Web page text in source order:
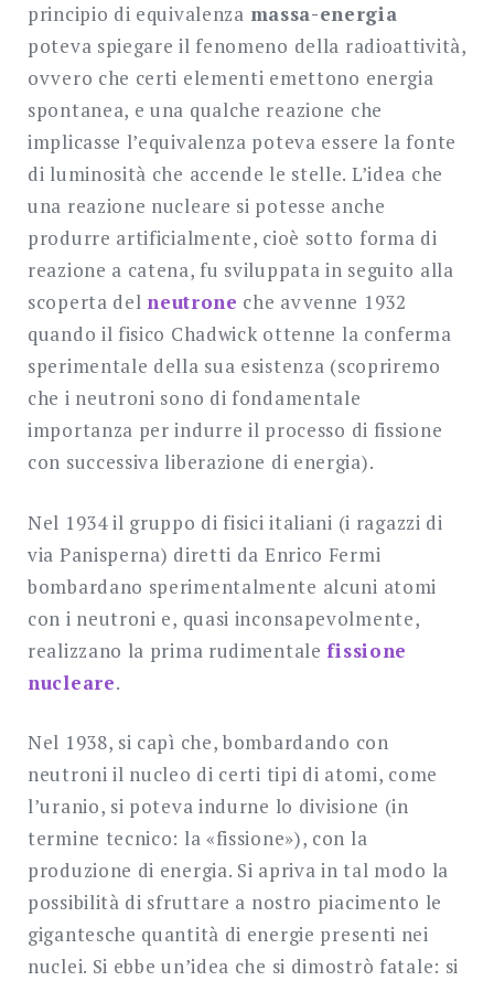
principio di equivalenza massa-energia
poteva spiegare il fenomeno della radioattività,
ovvero che certi elementi emettono energia
spontanea, e una qualche reazione che
implicasse l’equivalenza poteva essere la fonte
di luminosità che accende le stelle. L’idea che
una reazione nucleare si potesse anche
produrre artificialmente, cioè sotto forma di
reazione a catena, fu sviluppata in seguito alla
scoperta del neutrone che avvenne 1932
quando il fisico Chadwick ottenne la conferma
sperimentale della sua esistenza (scopriremo
che i neutroni sono di fondamentale
importanza per indurre il processo di fissione
con successiva liberazione di energia).
Nel 1934 il gruppo di fisici italiani (i ragazzi di
via Panisperna) diretti da Enrico Fermi
bombardano sperimentalmente alcuni atomi
con i neutroni e, quasi inconsapevolmente,
realizzano la prima rudimentalefissione
nucleare.
Nel 1938, si capì che, bombardando con
neutroni il nucleo di certi tipi di atomi, come
l’uranio, si poteva indurne lo divisione (in
termine tecnico: la «fissione»), con la
produzione di energia. Si apriva in tal modo la
possibilità di sfruttare a nostro piacimento le
gigantesche quantità di energie presenti nei
nuclei. Si ebbe un’idea che si dimostrò fatale: si